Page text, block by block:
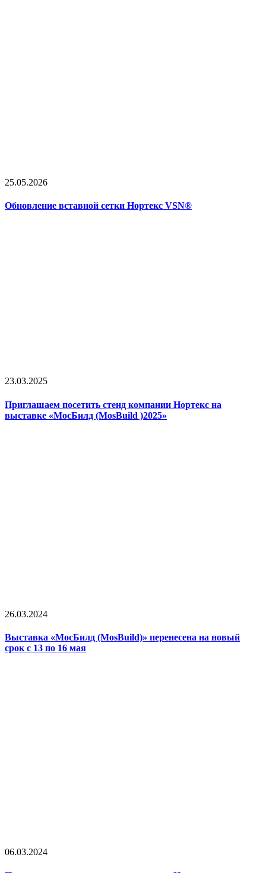
25.05.2026
Обновление вставной сетки Нортекс VSN®
23.03.2025
Приглашаем посетить стенд компании Нортекс на
выставке «МосБилд (MosBuild )2025»
26.03.2024
Выставка «МосБилд (MosBuild)» перенесена на новый
срок с 13 по 16 мая
06.03.2024